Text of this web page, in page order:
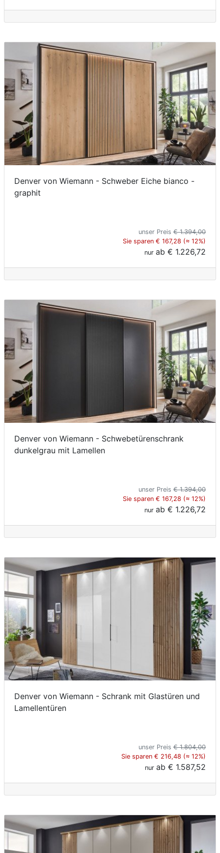
Denver von Wiemann - Schweber Eiche bianco -
graphit
unser Preis € 1.394,00
Sie sparen € 167,28 (≈ 12%)
nur ab € 1.226,72
Denver von Wiemann - Schwebetürenschrank
dunkelgrau mit Lamellen
unser Preis € 1.394,00
Sie sparen € 167,28 (≈ 12%)
nur ab € 1.226,72
Denver von Wiemann - Schrank mit Glastüren und
Lamellentüren
unser Preis € 1.804,00
Sie sparen € 216,48 (≈ 12%)
nur ab € 1.587,52